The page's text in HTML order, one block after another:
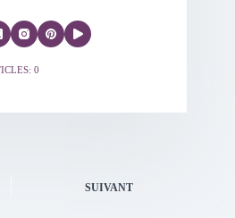
0
SUIVANT